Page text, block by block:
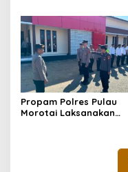
Personel Berintegritas
Propam Polres Pulau
Morotai Laksanakan